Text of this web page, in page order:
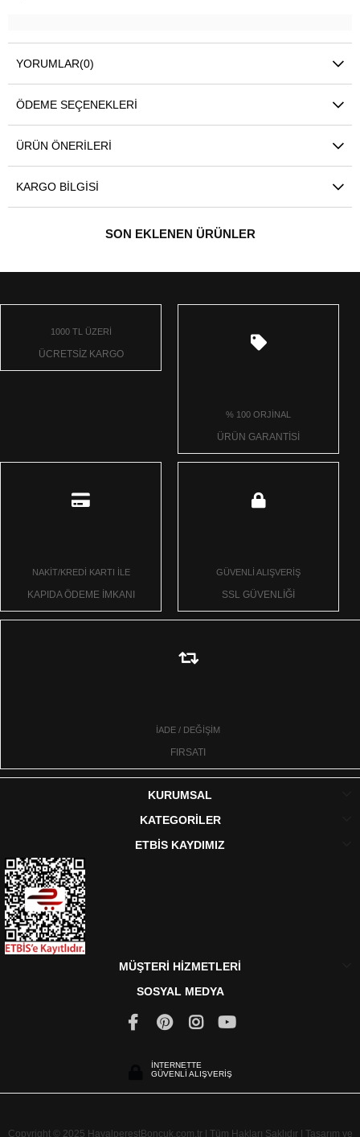
YORUMLAR(0)
ÖDEME SEÇENEKLERI
ÜRÜN ÖNERILERI
KARGO BILGISI
SON EKLENEN ÜRÜNLER
1000 TL ÜZERİ
ÜCRETSİZ KARGO
% 100 ORJİNAL
ÜRÜN GARANTİSİ
NAKİT/KREDİ KARTI İLE
KAPIDA ÖDEME İMKANI
GÜVENLİ ALIŞVERİŞ
SSL GÜVENLİĞİ
İADE / DEĞİŞİM
FIRSATI
KURUMSAL
KATEGORİLER
ETBİS KAYDIMIZ
MÜŞTERİ HİZMETLERİ
SOSYAL MEDYA
İNTERNETTE
GÜVENLİ ALIŞVERİŞ
Copyright © 2025 HayalperestBoncuk.com.tr | Tüm Hakları Saklıdır | Tasarım ve